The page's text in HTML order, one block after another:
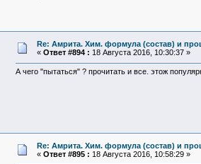
Re: Амрита. Хим. формула (состав) и
« Ответ #894 : 18 Августа 2016, 10:30:37 »
А чего "пытаться" ? прочитать и все. этож
Re: Амрита. Хим. формула (состав) и
« Ответ #895 : 18 Августа 2016, 10:58:29 »